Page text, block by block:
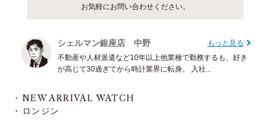
お気軽にお問い合わせください。
シェルマン銀座店 中野
もっと見る
不動産や人材派遣など10年以上他業種で勤務するも、好き
が高じて30過ぎてから時計業界に転身。 入社...
NEW ARRIVAL WATCH
ロンジン